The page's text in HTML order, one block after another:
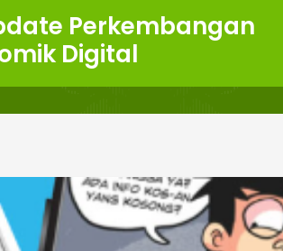
Perkembangan
Digital